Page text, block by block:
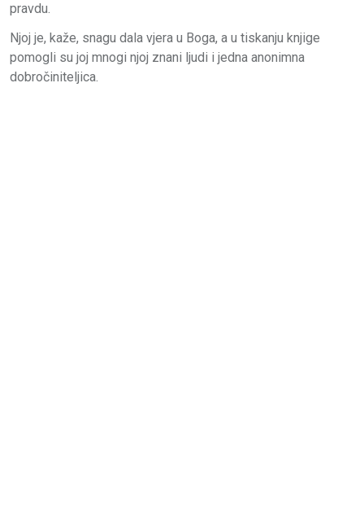
pravdu.
Njoj je, kaže, snagu dala vjera u Boga, a u tiskanju knjige
pomogli su joj mnogi njoj znani ljudi i jedna anonimna
dobročiniteljica.